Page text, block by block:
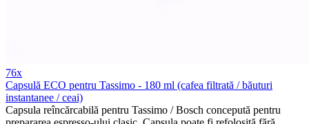
76x
Capsulă ECO pentru Tassimo - 180 ml (cafea filtrată / băuturi
instantanee / ceai)
Capsula reîncărcabilă pentru Tassimo / Bosch concepută pentru